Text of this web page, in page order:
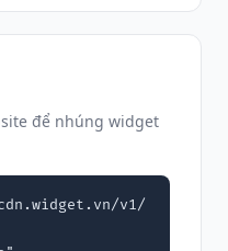
để nhúng widget
v1/